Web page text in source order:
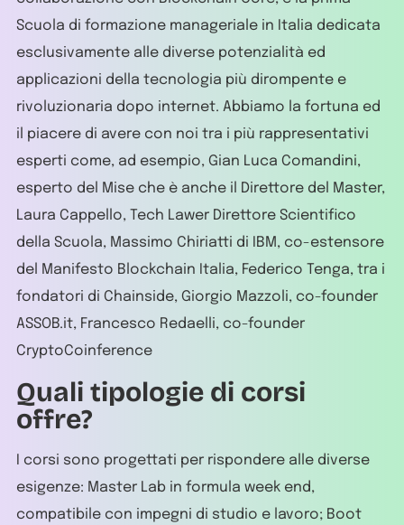
Scuola di formazione manageriale in Italia dedicata
esclusivamente alle diverse potenzialità ed
applicazioni della tecnologia più dirompente e
rivoluzionaria dopo internet. Abbiamo la fortuna ed
il piacere di avere con noi tra i più rappresentativi
esperti come, ad esempio, Gian Luca Comandini,
esperto del Mise che è anche il Direttore del Master,
Laura Cappello, Tech Lawer Direttore Scientifico
della Scuola, Massimo Chiriatti di IBM, co-estensore
del Manifesto Blockchain Italia, Federico Tenga, tra i
fondatori di Chainside, Giorgio Mazzoli, co-founder
ASSOB.it, Francesco Redaelli, co-founder
CryptoCoinference
Quali tipologie di corsi
offre?
I corsi sono progettati per rispondere alle diverse
esigenze: Master Lab in formula week end,
compatibile con impegni di studio e lavoro; Boot